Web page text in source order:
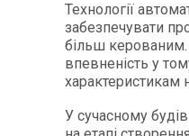
Технології
забезпечувати
більш керованим.
впевненість у
характеристикам
У сучасному